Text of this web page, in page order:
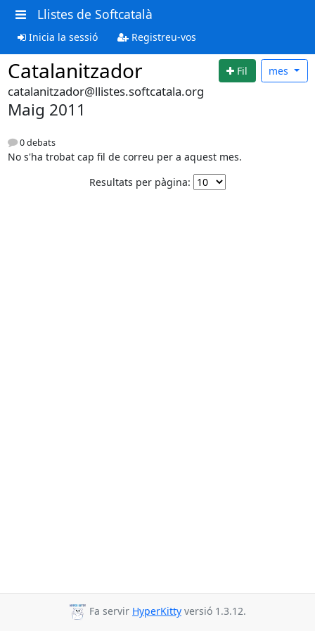
Llistes de Softcatalà
Inicia la sessió Registreu-vos
Catalanitzador Fil mes
catalanitzador@llistes.softcatala.org
Maig 2011
0 debats
No s'ha trobat cap fil de correu per a aquest mes.
Resultats per pàgina:
Fa servir HyperKitty versió 1.3.12.